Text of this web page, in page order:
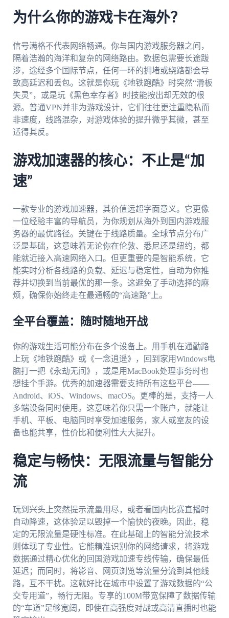
为什么你的游戏卡在海外？
信号满格不代表网络畅通。你与国内游戏服务器之间，
隔着浩瀚的海洋和复杂的网络路由。数据包需要长途跋
涉，途经多个国际节点，任何一环的拥堵或绕路都会导
致高延迟和丢包。这就是你玩《地铁跑酷》时突然“滑板
失灵”，或是玩《黑色幸存者》时技能按出却无效的根
源。普通VPN并非为游戏设计，它们往往更注重隐私而
非速度，线路混杂，对游戏体验的提升微乎其微，甚至
适得其反。
游戏加速器的核心：不止是“加
速”
一款专业的游戏加速器，其价值远超字面意义。它更像
一位经验丰富的导航员，为你规划从海外到国内游戏服
务器的最优路径。关键在于线路质量。全球节点分布广
泛是基础，这意味着无论你在伦敦、悉尼还是纽约，都
能就近接入高速网络入口。但更重要的是智能系统，它
能实时分析各线路的负载、延迟与稳定性，自动为你推
荐并切换到当前最优的那一条。这避免了手动选择的麻
烦，确保你始终走在最通畅的“高速路”上。
全平台覆盖：随时随地开战
你的游戏生活可能分布在多个设备上。用手机在通勤路
上玩《地铁跑酷》或《一念逍遥》，回到家用Windows电
脑打一把《永劫无间》，或是用MacBook处理事务时也
想挂个手游。优秀的加速器需要支持所有这些平台——
Android、iOS、Windows、macOS。更棒的是，支持一人
多端设备同时使用。这意味着你只需一个账户，就能让
手机、平板、电脑同时享受加速服务，家人或室友的设
备也能共享，性价比和便利性大大提升。
稳定与畅快：无限流量与智能分
流
玩到兴头上突然提示流量用尽，或者看国内比赛直播时
自动降速，这体验足以毁掉一个愉快的夜晚。因此，稳
定的无限流量是硬性标准。在此基础上的智能分流技术
则体现了专业性。它能精准识别你的网络请求，将游戏
数据通过精心优化的回国游戏加速专线传输，确保最低
延迟；而同时，将影音、网页浏览等流量分流到其他线
路，互不干扰。这就好比在城市中设置了游戏数据的“公
交专用道”，畅行无阻。专享的100M带宽保障了数据传输
的“车道”足够宽阔，即使在高强度对战或高清直播时也能